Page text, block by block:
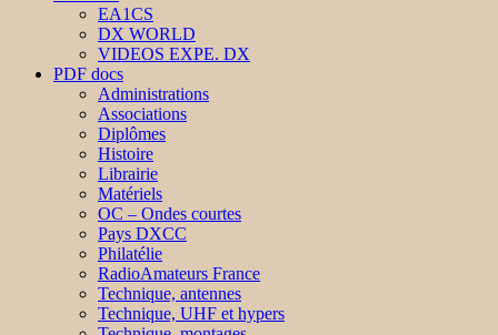
EA1CS
DX WORLD
VIDEOS EXPE. DX
PDF docs
Administrations
Associations
Diplômes
Histoire
Librairie
Matériels
OC – Ondes courtes
Pays DXCC
Philatélie
RadioAmateurs France
Technique, antennes
Technique, UHF et hypers